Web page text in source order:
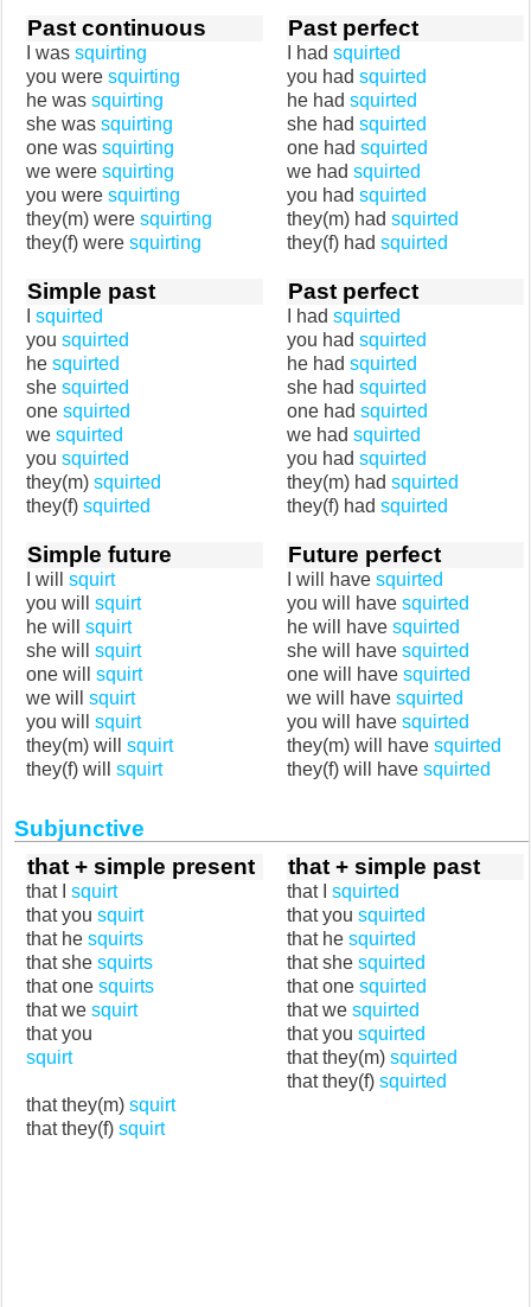
Past continuous
I was squirting
you were squirting
he was squirting
she was squirting
one was squirting
we were squirting
you were squirting
they(m) were squirting
they(f) were squirting
Past perfect
I had squirted
you had squirted
he had squirted
she had squirted
one had squirted
we had squirted
you had squirted
they(m) had squirted
they(f) had squirted
Simple past
squirted
you squirted
he squirted
she squirted
one squirted
we squirted
you squirted
they(m) squirted
they(f) squirted
Past perfect
I had squirted
you had squirted
he had squirted
she had squirted
one had squirted
we had squirted
you had squirted
they(m) had squirted
they(f) had squirted
Simple future
I will squirt
you will squirt
he will squirt
she will squirt
one will squirt
we will squirt
you will squirt
they(m) will squirt
they(f) will squirt
Future perfect
I will have squirted
you will have squirted
he will have squirted
she will have squirted
one will have squirted
we will have squirted
you will have squirted
they(m) will have squirted
they(f) will have squirted
Subjunctive
that + simple present
that I squirt
that you squirt
that he squirts
that she squirts
that one squirts
that we squirt
that you
squirt
that they(m) squirt
that they(f) squirt
that + simple past
that I squirted
that you squirted
that he squirted
that she squirted
that one squirted
that we squirted
that you squirted
that they(m) squirted
that they(f) squirted